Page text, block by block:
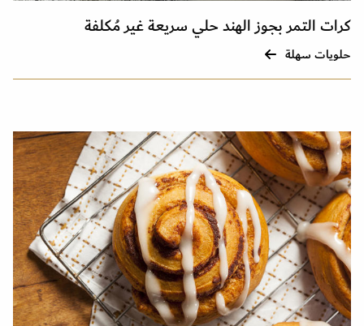
كرات التمر بجوز الهند حلي سريعة غير مُكلفة
حلويات سهلة